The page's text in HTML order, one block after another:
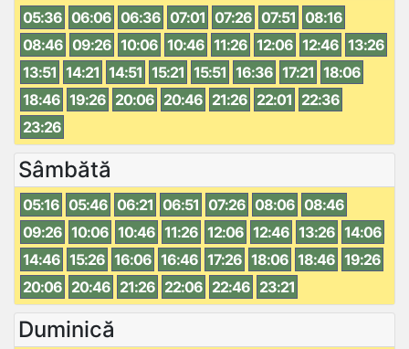
05:36 06:06 06:36 07:01 07:26 07:51 08:16
08:46 09:26 10:06 10:46 11:26 12:06 12:46 13:26
13:51 14:21 14:51 15:21 15:51 16:36 17:21 18:06
18:46 19:26 20:06 20:46 21:26 22:01 22:36
23:26
Sâmbătă
05:16 05:46 06:21 06:51 07:26 08:06 08:46
09:26 10:06 10:46 11:26 12:06 12:46 13:26 14:06
14:46 15:26 16:06 16:46 17:26 18:06 18:46 19:26
20:06 20:46 21:26 22:06 22:46 23:21
Duminică